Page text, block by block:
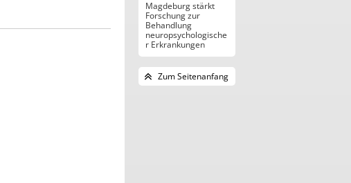
Magdeburg stärkt
Forschung zur
Behandlung
neuropsychologische
r Erkrankungen
Zum Seitenanfang